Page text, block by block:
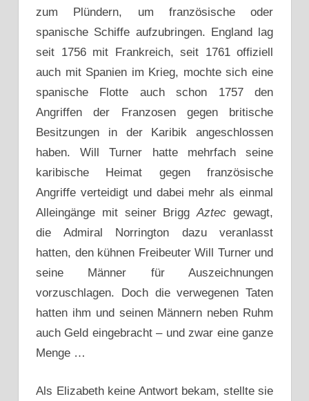
zum Plündern, um französische oder
spanische Schiffe aufzubringen. England lag
seit 1756 mit Frankreich, seit 1761 offiziell
auch mit Spanien im Krieg, mochte sich eine
spanische Flotte auch schon 1757 den
Angriffen der Franzosen gegen britische
Besitzungen in der Karibik angeschlossen
haben. Will Turner hatte mehrfach seine
karibische Heimat gegen französische
Angriffe verteidigt und dabei mehr als einmal
Alleingänge mit seiner BriggAztec gewagt,
die Admiral Norrington dazu veranlasst
hatten, den kühnen Freibeuter Will Turner und
seine Männer für Auszeichnungen
vorzuschlagen. Doch die verwegenen Taten
hatten ihm und seinen Männern neben Ruhm
auch Geld eingebracht – und zwar eine ganze
Menge …
Als Elizabeth keine Antwort bekam, stellte sie